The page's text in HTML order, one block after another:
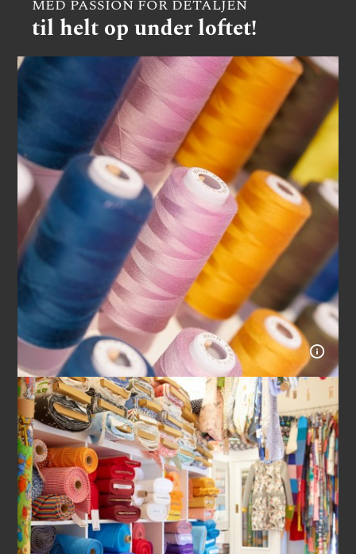
MED PASSION FOR DETALJEN
til helt op under loftet!